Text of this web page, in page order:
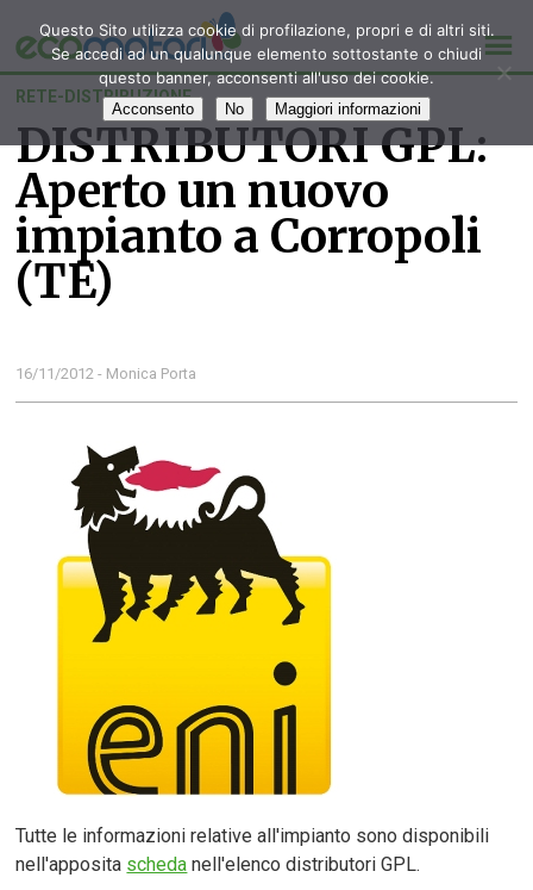
RETE-DISTRIBUZIONE
DISTRIBUTORI GPL:
Aperto un nuovo
impianto a Corropoli
(TE)
16/11/2012 - Monica Porta
Tutte le informazioni relative all'impianto sono disponibili
nell'apposita scheda nell'elenco distributori GPL.
Questo Sito utilizza cookie di profilazione, propri e di altri siti.
Se accedi ad un qualunque elemento sottostante o chiudi
questo banner, acconsenti all'uso dei cookie.
Acconsento No Maggiori informazioni